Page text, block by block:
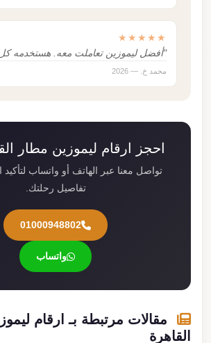
★★★★★
"أفضل ليموزين تعاملت معه. هستخدمه كل
محمد خ. — 2026
احجز ارقام ليموزين مطار
تواصل معنا عبر الهاتف أو واتساب لتأكيد
تفاصيل رحلتك.
01000948802
واتساب
مقالات مرتبطة بـ ارقام
القاهرة